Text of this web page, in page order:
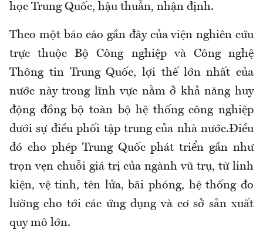
học Trung Quốc, hậu thuẫn, nhận định.
Theo một báo cáo gần đây của viện nghiên cứu
trực thuộc Bộ Công nghiệp và Công nghệ
Thông tin Trung Quốc, lợi thế lớn nhất của
nước này trong lĩnh vực nằm ở khả năng huy
động đồng bộ toàn bộ hệ thống công nghiệp
dưới sự điều phối tập trung của nhà nước.Điều
đó cho phép Trung Quốc phát triển gần như
trọn vẹn chuỗi giá trị của ngành vũ trụ, từ linh
kiện, vệ tinh, tên lửa, bãi phóng, hệ thống đo
lường cho tới các ứng dụng và cơ sở sản xuất
quy mô lớn.